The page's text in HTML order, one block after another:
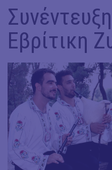
Εβρίτικη